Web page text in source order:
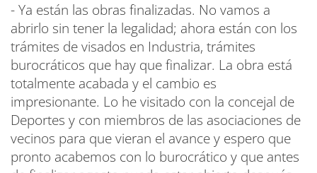
- Ya están las obras finalizadas. No vamos a
abrirlo sin tener la legalidad; ahora están con los
trámites de visados en Industria, trámites
burocráticos que hay que finalizar. La obra está
totalmente acabada y el cambio es
impresionante. Lo he visitado con la concejal de
Deportes y con miembros de las asociaciones de
vecinos para que vieran el avance y espero que
pronto acabemos con lo burocrático y que antes